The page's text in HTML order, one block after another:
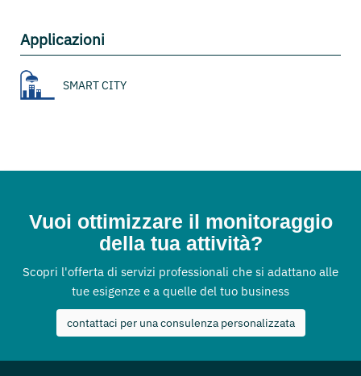
Applicazioni
SMART CITY
Vuoi ottimizzare il monitoraggio
della tua attività?
Scopri l'offerta di servizi professionali che si adattano alle
tue esigenze e a quelle del tuo business
contattaci per una consulenza personalizzata